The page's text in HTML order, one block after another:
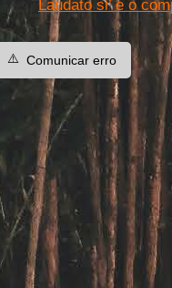
Laudato si’ e o
⚠️ Comunicar erro